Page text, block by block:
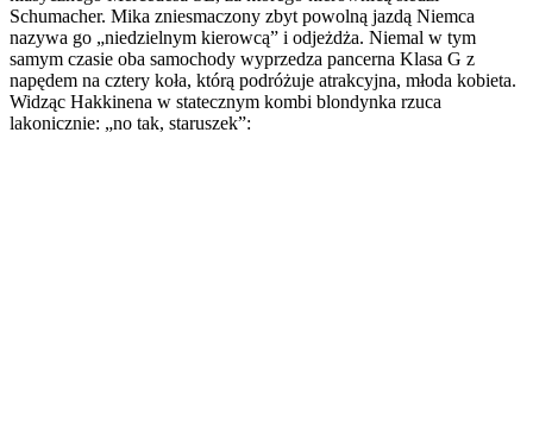
Schumacher. Mika zniesmaczony zbyt powolną jazdą Niemca
nazywa go „niedzielnym kierowcą” i odjeżdża. Niemal w tym
samym czasie oba samochody wyprzedza pancerna Klasa G z
napędem na cztery koła, którą podróżuje atrakcyjna, młoda kobieta.
Widząc Hakkinena w statecznym kombi blondynka rzuca
lakonicznie: „no tak, staruszek”: